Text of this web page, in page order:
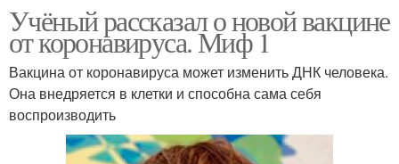
Учёный рассказал о новой вакцине
от коронавируса. Миф 1
Вакцина от коронавируса может изменить ДНК человека.
Она внедряется в клетки и способна сама себя
воспроизводить